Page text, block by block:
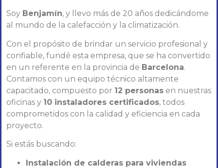
Soy Benjamín, y llevo más de 20 años dedicándome
al mundo de la calefacción y la climatización.
Con el propósito de brindar un servicio profesional y
confiable, fundé esta empresa, que se ha convertido
en un referente en la provincia de Barcelona.
Contamos con un equipo técnico altamente
capacitado, compuesto por 12 personas en nuestras
oficinas y 10 instaladores certificados, todos
comprometidos con la calidad y eficiencia en cada
proyecto.
Si estás buscando:
Instalación de calderas para viviendas